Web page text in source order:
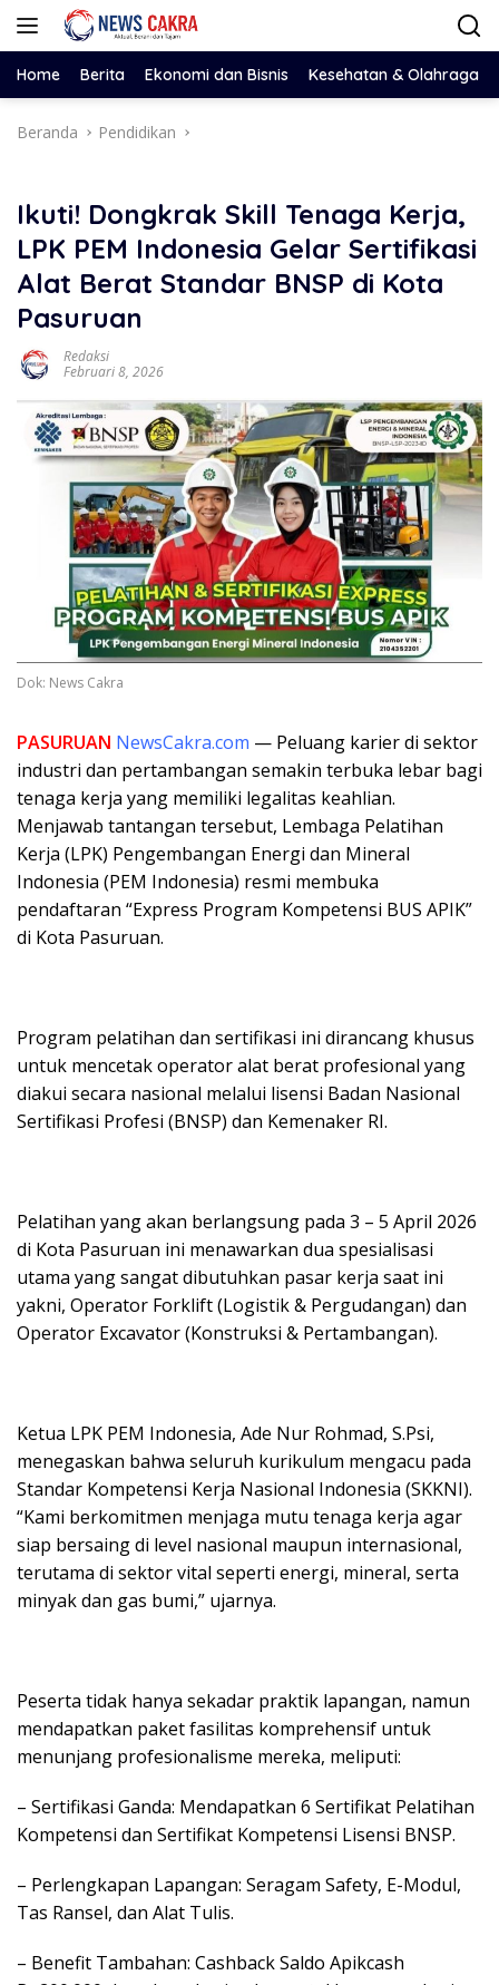
Langsung
Home Berita Ekonomi dan Bisnis Kesehatan & Olahraga
Beranda Pendidikan
Ikuti! Dongkrak Skill Tenaga Kerja,
LPK PEM Indonesia Gelar Sertifikasi
Alat Berat Standar BNSP di Kota
Pasuruan
Redaksi
Februari 8, 2026
Dok: News Cakra
PASURUAN NewsCakra.com — Peluang karier di sektor
industri dan pertambangan semakin terbuka lebar bagi
tenaga kerja yang memiliki legalitas keahlian.
Menjawab tantangan tersebut, Lembaga Pelatihan
Kerja (LPK) Pengembangan Energi dan Mineral
Indonesia (PEM Indonesia) resmi membuka
pendaftaran “Express Program Kompetensi BUS APIK”
di Kota Pasuruan.
Program pelatihan dan sertifikasi ini dirancang khusus
untuk mencetak operator alat berat profesional yang
diakui secara nasional melalui lisensi Badan Nasional
Sertifikasi Profesi (BNSP) dan Kemenaker RI.
Pelatihan yang akan berlangsung pada 3 – 5 April 2026
di Kota Pasuruan ini menawarkan dua spesialisasi
utama yang sangat dibutuhkan pasar kerja saat ini
yakni, Operator Forklift (Logistik & Pergudangan) dan
Operator Excavator (Konstruksi & Pertambangan).
Ketua LPK PEM Indonesia, Ade Nur Rohmad, S.Psi,
menegaskan bahwa seluruh kurikulum mengacu pada
Standar Kompetensi Kerja Nasional Indonesia (SKKNI).
“Kami berkomitmen menjaga mutu tenaga kerja agar
siap bersaing di level nasional maupun internasional,
terutama di sektor vital seperti energi, mineral, serta
minyak dan gas bumi,” ujarnya.
Peserta tidak hanya sekadar praktik lapangan, namun
mendapatkan paket fasilitas komprehensif untuk
menunjang profesionalisme mereka, meliputi:
– Sertifikasi Ganda: Mendapatkan 6 Sertifikat Pelatihan
Kompetensi dan Sertifikat Kompetensi Lisensi BNSP.
– Perlengkapan Lapangan: Seragam Safety, E-Modul,
Tas Ransel, dan Alat Tulis.
– Benefit Tambahan: Cashback Saldo Apikcash